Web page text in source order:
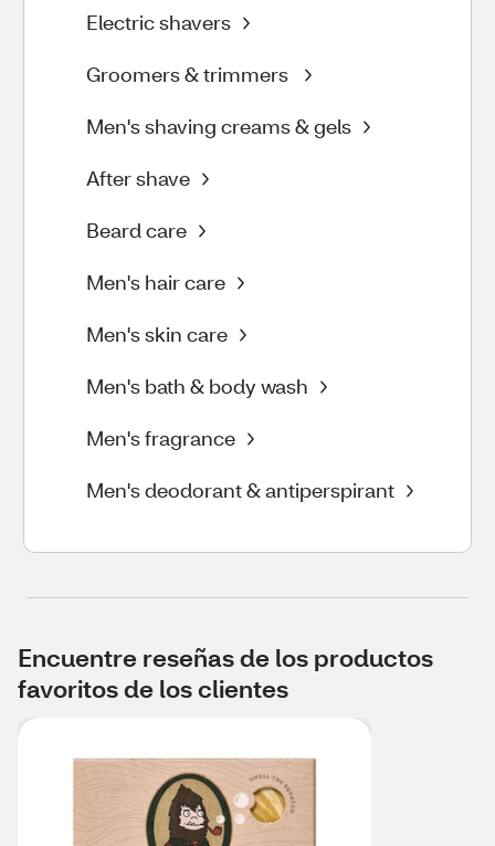
Electric shavers
Groomers & trimmers
Men's shaving creams & gels
After shave
Beard care
Men's hair care
Men's skin care
Men's bath & body wash
Men's fragrance
Men's deodorant & antiperspirant
Encuentre reseñas de los productos
favoritos de los clientes